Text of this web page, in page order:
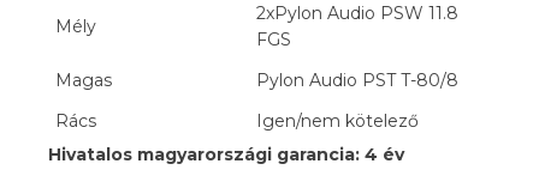
Mély
2xPylon Audio PSW 11.8
FGS
Magas
Pylon Audio PST T-80/8
Rács
Igen/nem kötelező
Hivatalos magyarországi garancia: 4 év